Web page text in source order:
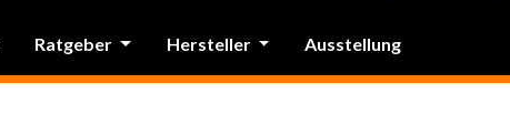
Ratgeber Hersteller Ausstellung